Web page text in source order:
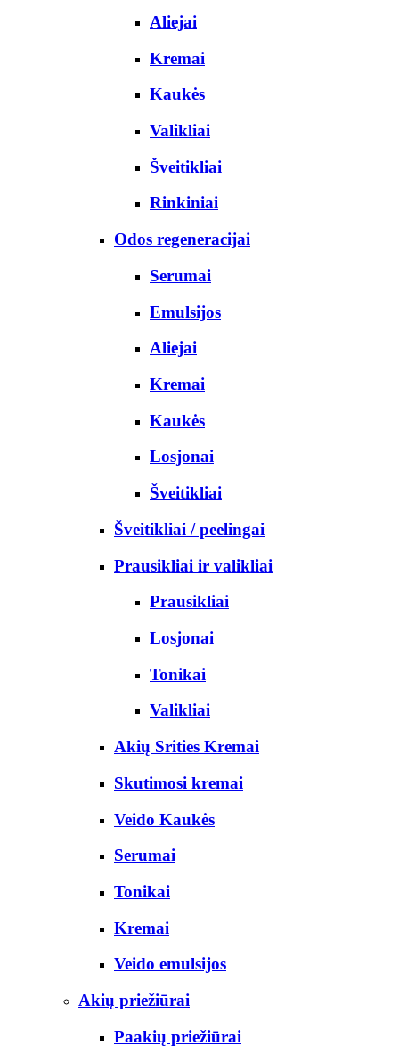
Aliejai
Kremai
Kaukės
Valikliai
Šveitikliai
Rinkiniai
Odos regeneracijai
Serumai
Emulsijos
Aliejai
Kremai
Kaukės
Losjonai
Šveitikliai
Šveitikliai / peelingai
Prausikliai ir valikliai
Prausikliai
Losjonai
Tonikai
Valikliai
Akių Srities Kremai
Skutimosi kremai
Veido Kaukės
Serumai
Tonikai
Kremai
Veido emulsijos
Akių priežiūrai
Paakių priežiūrai